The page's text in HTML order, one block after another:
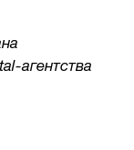
агентства